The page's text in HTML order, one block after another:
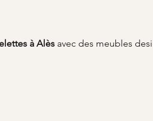
à Alès avec des meubles